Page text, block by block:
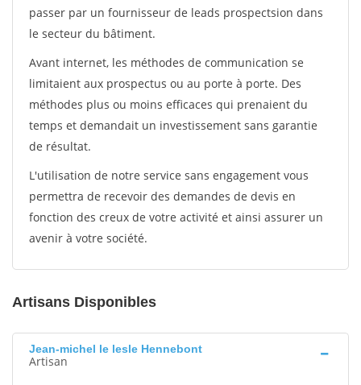
passer par un fournisseur de leads prospectsion dans
le secteur du bâtiment.
Avant internet, les méthodes de communication se
limitaient aux prospectus ou au porte à porte. Des
méthodes plus ou moins efficaces qui prenaient du
temps et demandait un investissement sans garantie
de résultat.
L'utilisation de notre service sans engagement vous
permettra de recevoir des demandes de devis en
fonction des creux de votre activité et ainsi assurer un
avenir à votre société.
Artisans Disponibles
Jean-michel le lesle Hennebont
Artisan